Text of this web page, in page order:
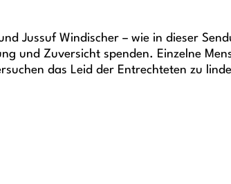
Jussuf Windischer – wie in dieser
und Zuversicht spenden. Einzelne
das Leid der Entrechteten zu